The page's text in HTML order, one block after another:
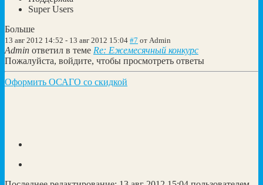
Super Users
Больше
13 авг 2012 14:52 - 13 авг 2012 15:04 #7 от Admin
Admin ответил в теме Re: Ежемесячный конкурс
Пожалуйста, войдите, чтобы просмотреть ответы
Оформить ОСАГО со скидкой